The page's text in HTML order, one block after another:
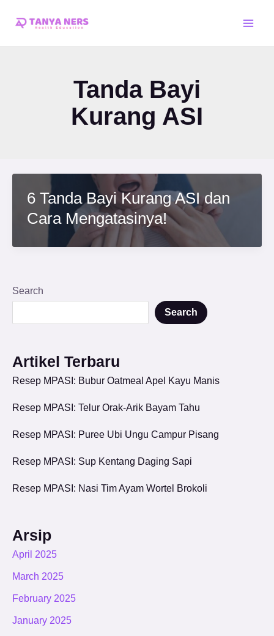
Tanda Bayi
Kurang ASI
6 Tanda Bayi Kurang ASI dan
Cara Mengatasinya!
Search
Search
Artikel Terbaru
Resep MPASI: Bubur Oatmeal Apel Kayu Manis
Resep MPASI: Telur Orak-Arik Bayam Tahu
Resep MPASI: Puree Ubi Ungu Campur Pisang
Resep MPASI: Sup Kentang Daging Sapi
Resep MPASI: Nasi Tim Ayam Wortel Brokoli
Arsip
April 2025
March 2025
February 2025
January 2025